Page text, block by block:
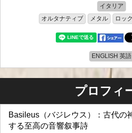
イタリア
オルタナティブ
メタル ロック
ENGLISH 英語
プロフィ
Basileus（バジレウス）：古代の
する至高の音響叙事詩